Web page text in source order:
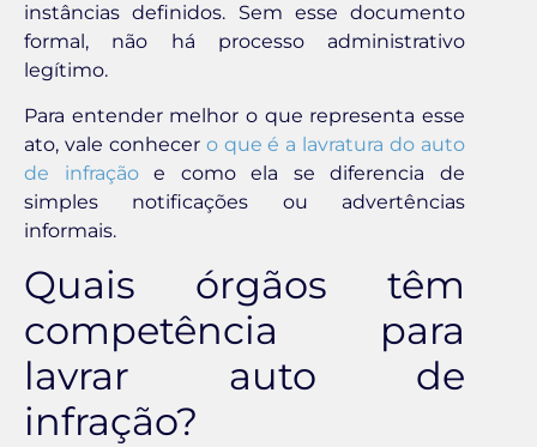
instâncias definidos. Sem esse documento
formal, não há processo administrativo
legítimo.
Para entender melhor o que representa esse
ato, vale conhecer o que é a lavratura do auto
de infraçãoe como ela se diferencia de
simples notificações ou advertências
informais.
Quais órgãos têm
competência para
lavrar auto de
infração?